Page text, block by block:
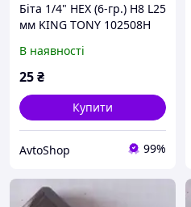
Біта 1/4" HEX (6-гр.) H8 L25
мм KING TONY 102508H
В наявності
25₴
Купити
AvtoShop 99%